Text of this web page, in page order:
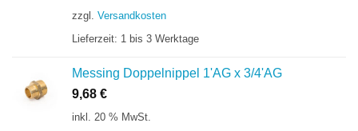
zzgl. Versandkosten
Lieferzeit: 1 bis 3 Werktage
Messing Doppelnippel 1'AG x 3/4'AG
9,68 €
inkl. 20 % MwSt.